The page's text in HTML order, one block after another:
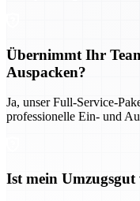
Übernimmt Ihr
Auspacken?
Ja, unser Full-Service-
professionelle Ein- und
Ist mein Umzugsgut